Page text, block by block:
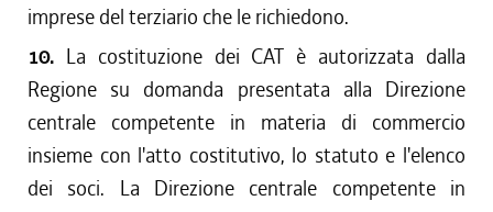
imprese del terziario che le richiedono.
10. La costituzione dei CAT è autorizzata dalla
Regione su domanda presentata alla Direzione
centrale competente in materia di commercio
insieme con l'atto costitutivo, lo statuto e l'elenco
dei soci. La Direzione centrale competente in